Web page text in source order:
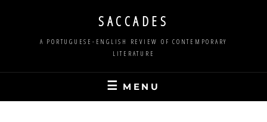
SACCADES
A PORTUGUESE-ENGLISH REVIEW OF CONTEMPORARY
LITERATURE
MENU